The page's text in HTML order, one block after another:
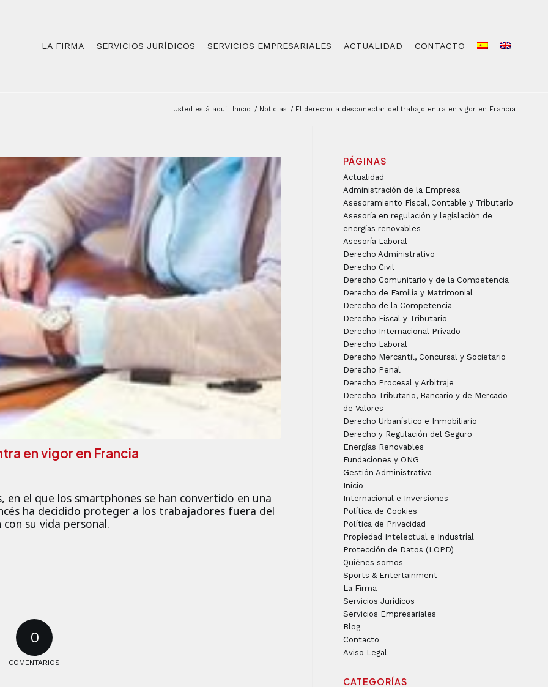
LA FIRMA SERVICIOS JURÍDICOS SERVICIOS EMPRESARIALES ACTUALIDAD CONTACTO
Usted está aquí: Inicio / Noticias / El derecho a desconectar del trabajo entra en vigor en Francia
en vigor en Francia
el que los smartphones se han convertido en una
ha decidido proteger a los trabajadores fuera del
su vida personal.
0
COMENTARIOS
PÁGINAS
Actualidad
Administración de la Empresa
Asesoramiento Fiscal, Contable y Tributario
Asesoría en regulación y legislación de
energías renovables
Asesoría Laboral
Derecho Administrativo
Derecho Civil
Derecho Comunitario y de la Competencia
Derecho de Familia y Matrimonial
Derecho de la Competencia
Derecho Fiscal y Tributario
Derecho Internacional Privado
Derecho Laboral
Derecho Mercantil, Concursal y Societario
Derecho Penal
Derecho Procesal y Arbitraje
Derecho Tributario, Bancario y de Mercado
de Valores
Derecho Urbanístico e Inmobiliario
Derecho y Regulación del Seguro
Energías Renovables
Fundaciones y ONG
Gestión Administrativa
Inicio
Internacional e Inversiones
Política de Cookies
Política de Privacidad
Propiedad Intelectual e Industrial
Protección de Datos (LOPD)
Quiénes somos
Sports & Entertainment
La Firma
Servicios Jurídicos
Servicios Empresariales
Blog
Contacto
Aviso Legal
CATEGORÍAS